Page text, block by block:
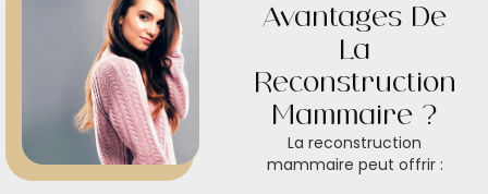
Avantages De
La
Reconstruction
Mammaire ?
La reconstruction
mammaire peut offrir :